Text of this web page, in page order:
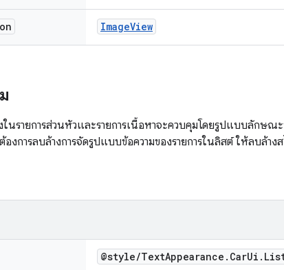
ImageView
นรายการส่วนหัวและรายการเนื้อหาจะควบคุมโดยรูปแบบลักษณ
งการลบล้างการจัดรูปแบบข้อความของรายการในลิสต์ ให้ลบล้าง
@style/TextAppearance . CarUi .